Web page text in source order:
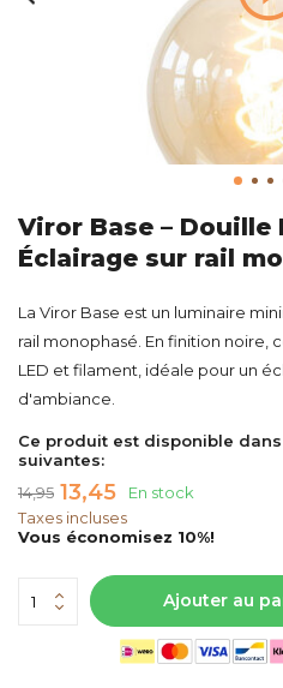
Viror Base – Douille
Éclairage sur rail
La Viror Base est un luminaire
rail monophasé. En finition noire,
LED et filament, idéale pour un
d'ambiance.
Ce produit est disponible
suivantes:
14,95 13,45
En stock
Taxes incluses
Vous économisez 10%!
Ajouter au